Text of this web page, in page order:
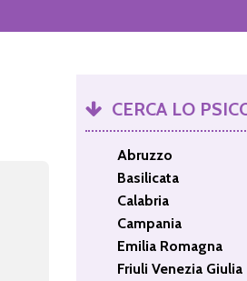
CERCA LO
Abruzzo
Basilicata
Calabria
Campania
Emilia Romagna
Friuli Venezia Giulia